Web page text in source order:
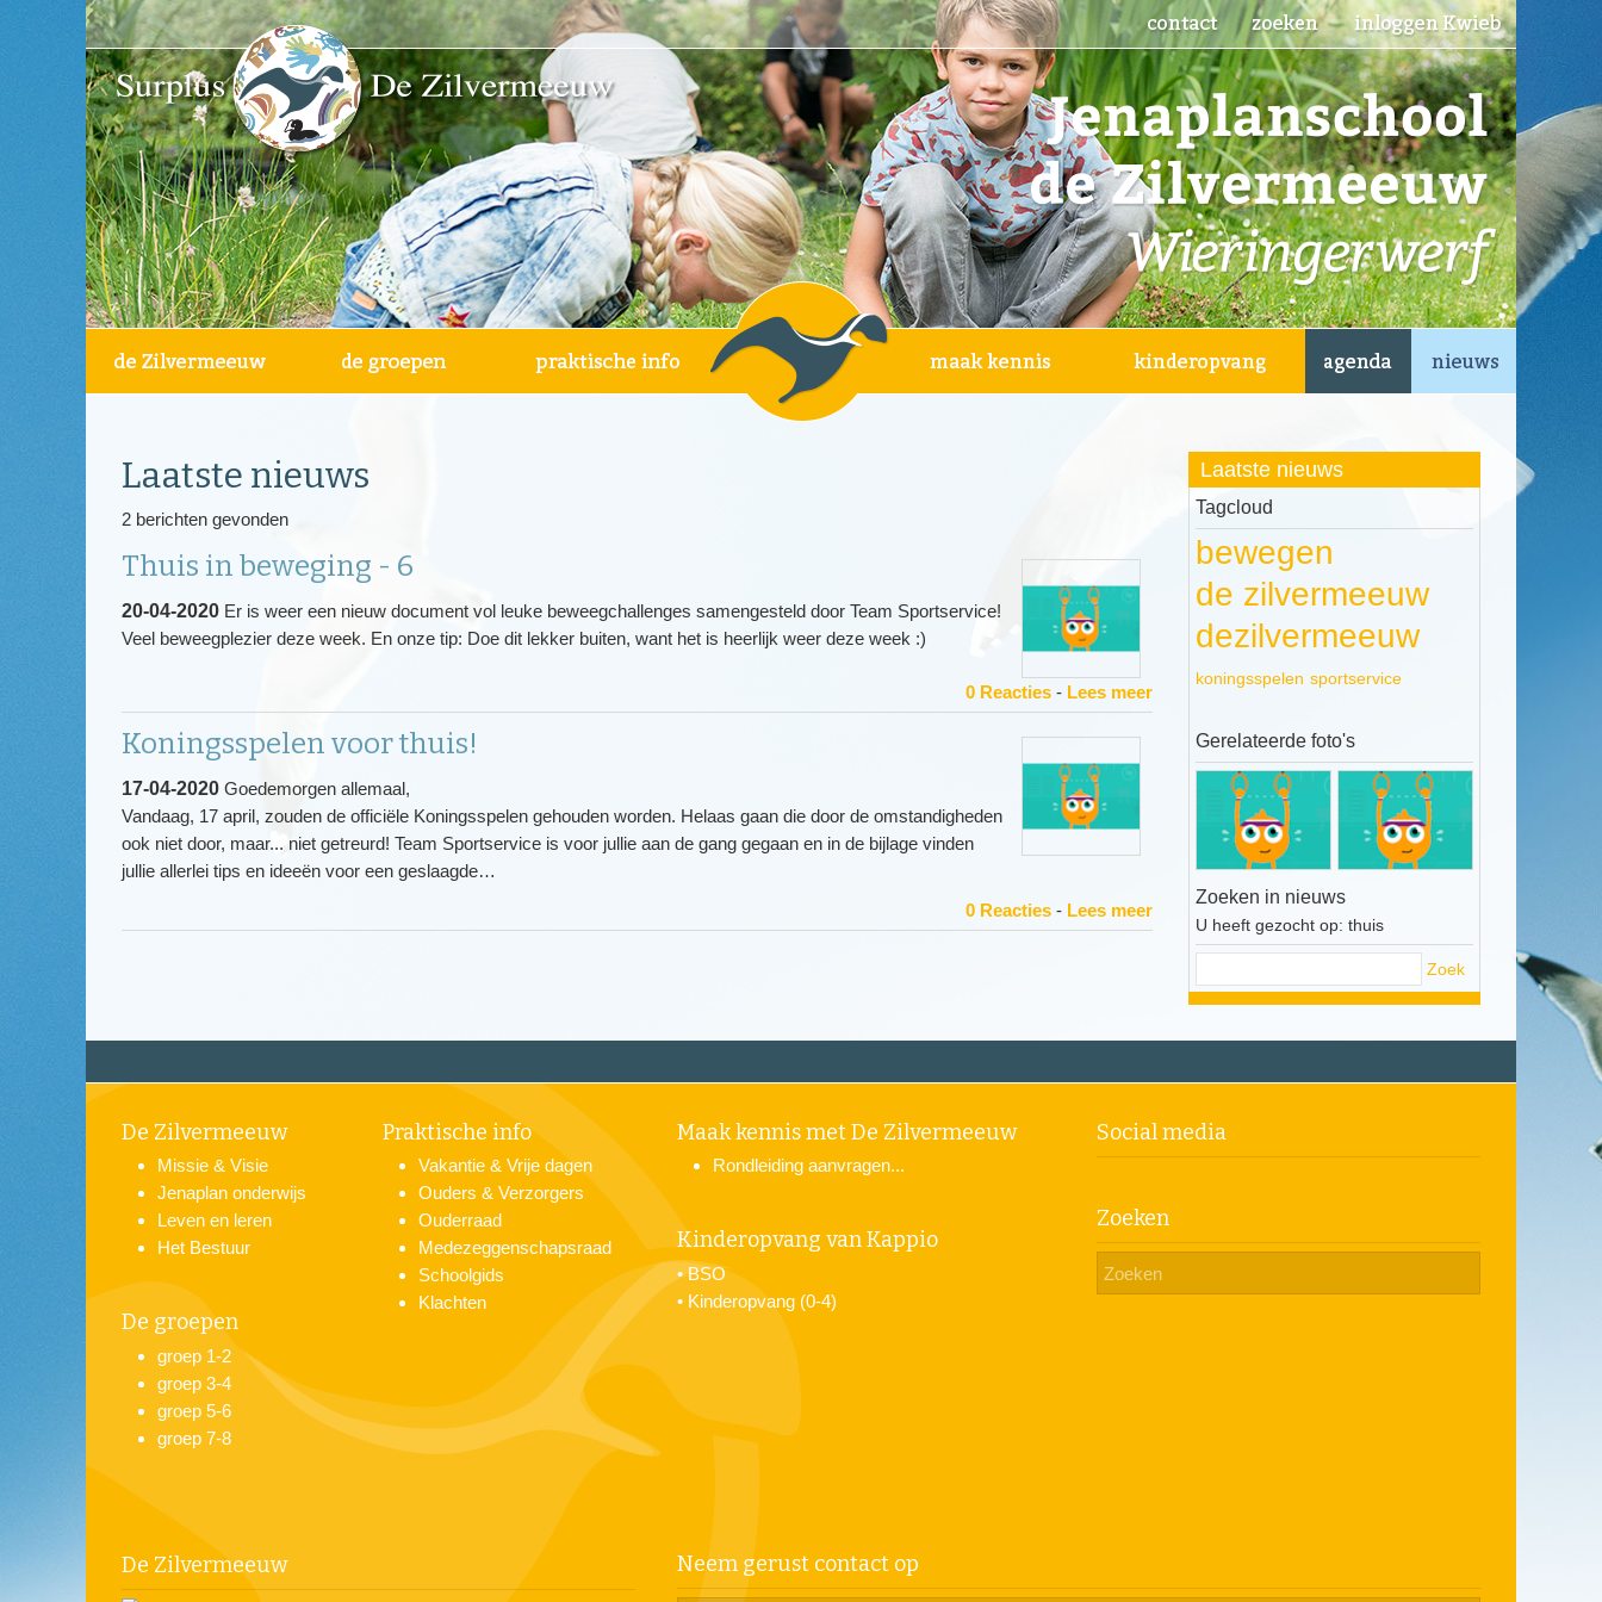
Laatste nieuws
2 berichten gevonden
Thuis in beweging - 6
20-04-2020 Er is weer een nieuw document vol leuke beweegchallenges samengesteld door Team Sportservice!
Veel beweegplezier deze week. En onze tip: Doe dit lekker buiten, want het is heerlijk weer deze week :)
0 Reacties - Lees meer
Koningsspelen voor thuis!
17-04-2020 Goedemorgen allemaal,
Vandaag, 17 april, zouden de officiële Koningsspelen gehouden worden. Helaas gaan die door de omstandigheden
ook niet door, maar... niet getreurd! Team Sportservice is voor jullie aan de gang gegaan en in de bijlage vinden
jullie allerlei tips en ideeën voor een geslaagde…
0 Reacties - Lees meer
Laatste nieuws
Tagcloud
bewegen
de zilvermeeuw
dezilvermeeuw
koningsspelen sportservice
Gerelateerde foto's
Zoeken in nieuws
U heeft gezocht op: thuis
Zoek
De Zilvermeeuw
Missie & Visie
Jenaplan onderwijs
Leven en leren
Het Bestuur
De groepen
groep 1-2
groep 3-4
groep 5-6
groep 7-8
Praktische info
Vakantie & Vrije dagen
Ouders & Verzorgers
Ouderraad
Medezeggenschapsraad
Schoolgids
Klachten
Maak kennis met De Zilvermeeuw
Rondleiding aanvragen...
Kinderopvang van Kappio
•BSO
• Kinderopvang (0-4)
Social media
Zoeken
De Zilvermeeuw Neem gerust contact op